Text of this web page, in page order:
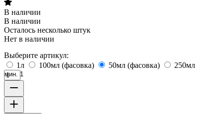
В наличии
В наличии
Осталось несколько штук
Нет в наличии
Выберите артикул:
1л
100мл (фасовка) 50мл (фасовка) 250мл
мин. 1